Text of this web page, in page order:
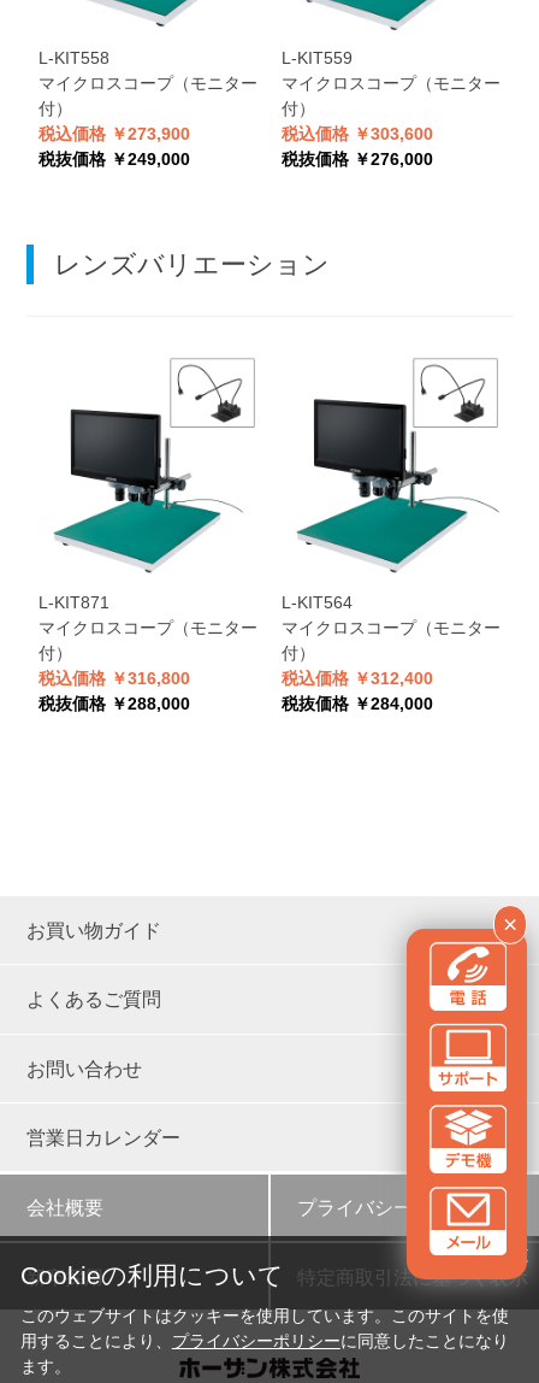
×
L-KIT558
マイクロスコープ（モニター
付）
税込価格 ￥273,900
税抜価格 ￥249,000
L-KIT559
マイクロスコープ（モニター
付）
税込価格 ￥303,600
税抜価格 ￥276,000
レンズバリエーション
L-KIT871
マイクロスコープ（モニター
付）
税込価格 ￥316,800
税抜価格 ￥288,000
L-KIT564
マイクロスコープ（モニター
付）
税込価格 ￥312,400
税抜価格 ￥284,000
お買い物ガイド
よくあるご質問
お問い合わせ
営業日カレンダー
会社概要 プライバシーポリシー
新卒採用 特定商取引法に基づく表示
✕
Cookieの利用について
このウェブサイトはクッキーを使用しています。このサイトを使
用することにより、 プライバシーポリシーに同意したことになり
ます。